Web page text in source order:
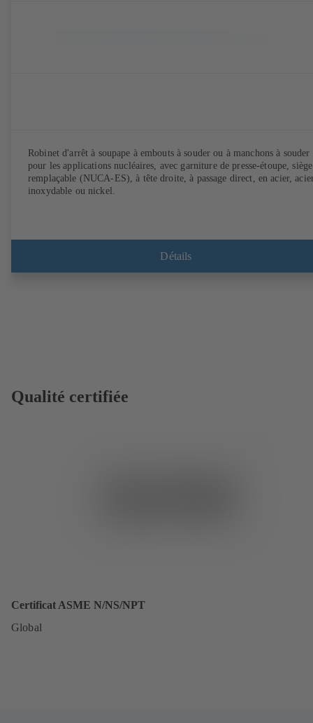
Robinet d'arrêt à soupape à embouts à souder ou à manchons à souder
pour les applications nucléaires, avec garniture de presse-étoupe, siège
remplaçable (NUCA-ES), à tête droite, à passage direct, en acier,
inoxydable ou nickel.
Détails
Qualité certifiée
Certificat ASME N/NS/NPT
Global